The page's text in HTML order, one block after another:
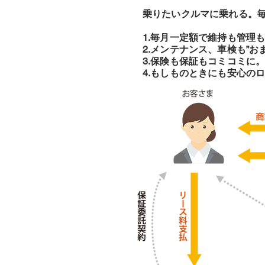
乗りたいクルマに乗れる。
1.毎月一定額で維持も管理
2.メンテナンス、車検も”お
3.保険も保証もコミコミに。
4.もしものときにも安心の